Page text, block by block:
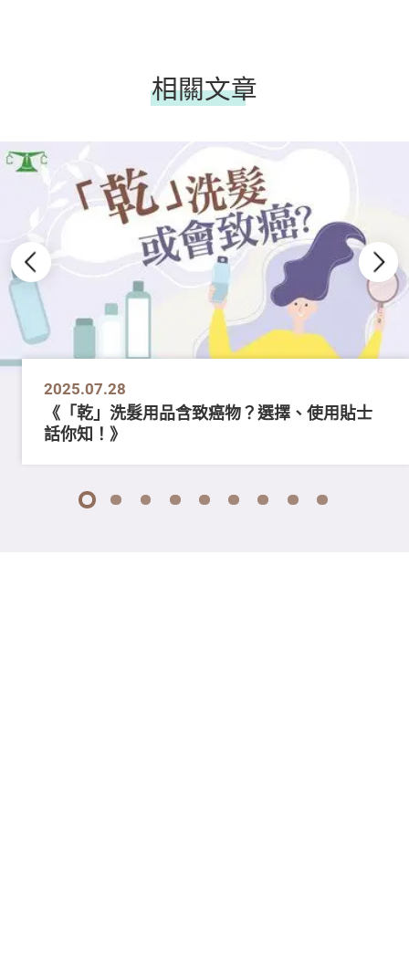
相關文章
2025.07.28
《「乾」洗髮用品含致癌物？選擇、使用貼士
話你知！》
1 2 3 4 5 6 7 8 9